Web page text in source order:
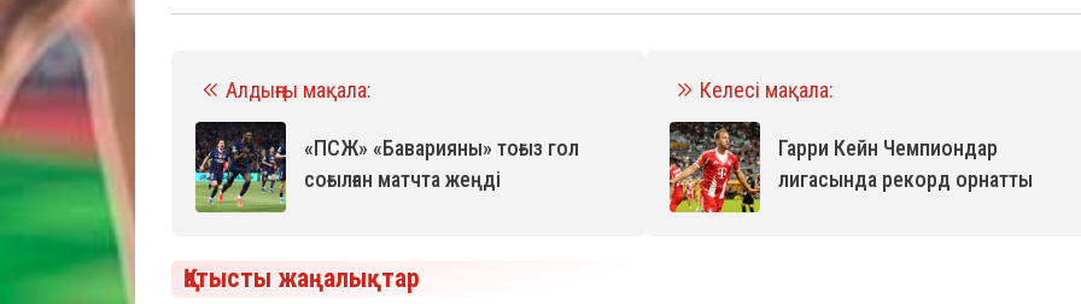
Алдыңғы мақала:
«ПСЖ» «Баварияны» тоғыз гол
соғылған матчта жеңді
Келесі мақала:
Гарри Кейн Чемпиондар
лигасында рекорд орнатты
Қатысты жаңалықтар